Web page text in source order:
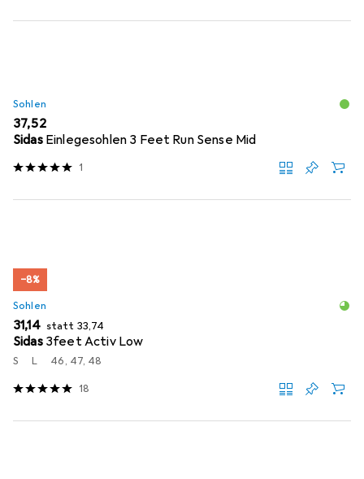
Sohlen
EUR
37,52
Sidas Einlegesohlen 3 Feet Run Sense Mid
1
−8%
Sohlen
EUR
31,14 statt EUR
33,74
Sidas 3feet Activ Low
S L 46, 47, 48
18